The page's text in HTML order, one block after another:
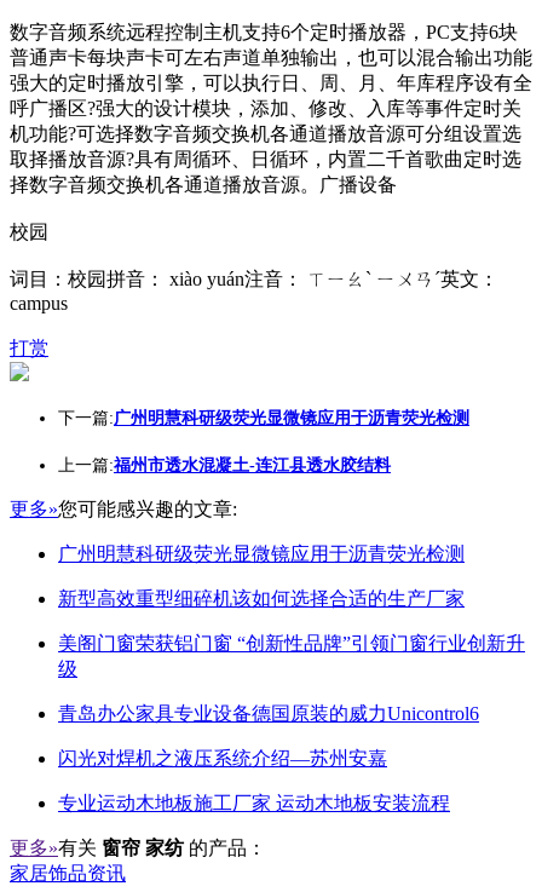
数字音频系统远程控制主机支持6个定时播放器，PC支持6块
普通声卡每块声卡可左右声道单独输出，也可以混合输出功能
强大的定时播放引擎，可以执行日、周、月、年库程序设有全
呼广播区?强大的设计模块，添加、修改、入库等事件定时关
机功能?可选择数字音频交换机各通道播放音源可分组设置选
取择播放音源?具有周循环、日循环，内置二千首歌曲定时选
择数字音频交换机各通道播放音源。广播设备
校园
词目：校园拼音： xiào yuán注音： ㄒㄧㄠˋ ㄧㄨㄢˊ英文：
campus
打赏
下一篇:广州明慧科研级荧光显微镜应用于沥青荧光检测
上一篇:福州市透水混凝土-连江县透水胶结料
更多»您可能感兴趣的文章:
广州明慧科研级荧光显微镜应用于沥青荧光检测
新型高效重型细碎机该如何选择合适的生产厂家
美阁门窗荣获铝门窗 “创新性品牌”引领门窗行业创新升
级
青岛办公家具专业设备德国原装的威力Unicontrol6
闪光对焊机之液压系统介绍—苏州安嘉
专业运动木地板施工厂家 运动木地板安装流程
更多»有关 窗帘 家纺 的产品：
家居饰品资讯